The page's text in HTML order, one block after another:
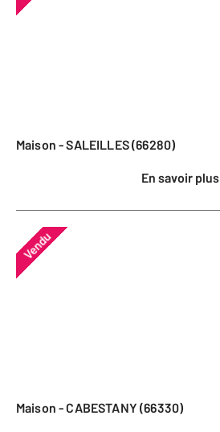
Maison - SALEILLES (66280)
En savoir plus
Vendu
Maison - CABESTANY (66330)